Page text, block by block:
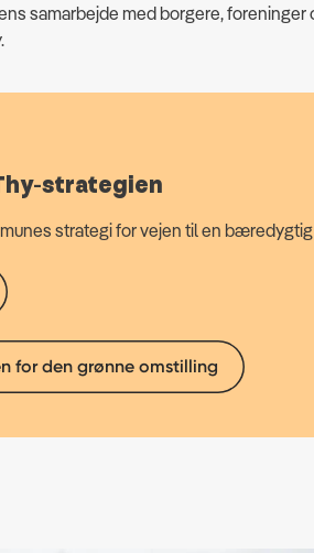
samarbejde med borgere, foreninger
strategien
strategi for vejen til en
for den grønne omstilling